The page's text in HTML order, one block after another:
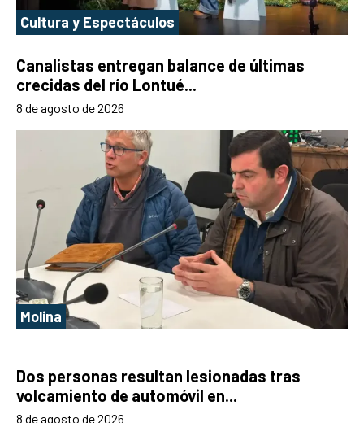
Cultura y Espectáculos
Canalistas entregan balance de últimas
crecidas del río Lontué...
8 de agosto de 2026
Molina
Dos personas resultan lesionadas tras
volcamiento de automóvil en...
8 de agosto de 2026